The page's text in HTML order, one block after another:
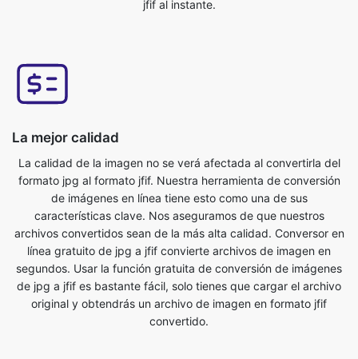
La mejor calidad
La calidad de la imagen no se verá afectada al convertirla del
de imágenes en línea tiene esto como una de sus
características clave. Nos aseguramos de que nuestros
archivos convertidos sean de la más alta calidad. Conversor en
línea gratuito de jpg a jfif convierte archivos de imagen en
segundos. Usar la función gratuita de conversión de imágenes
de jpg a jfif es bastante fácil, solo tienes que cargar el archivo
original y obtendrás un archivo de imagen en formato jfif
convertido.